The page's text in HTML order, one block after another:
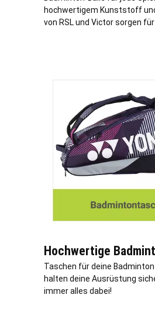
hochwertigem Kunststoff
von RSL und Victor sorgen
Hochwertige
Taschen für deine
halten deine Ausrüstung
immer alles dabei!